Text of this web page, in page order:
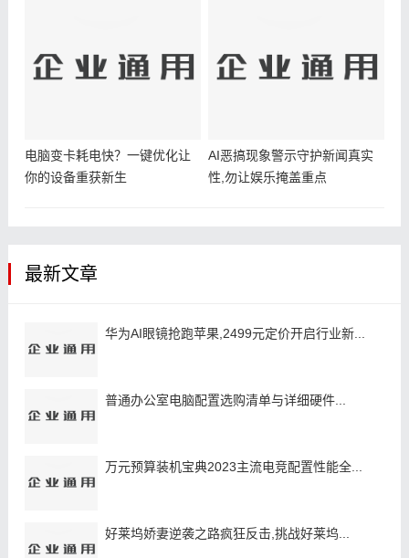
电脑变卡耗电快？一键优化让
你的设备重获新生
AI恶搞现象警示守护新闻真实
性,勿让娱乐掩盖重点
最新文章
华为AI眼镜抢跑苹果,2499元定价开启行业新...
普通办公室电脑配置选购清单与详细硬件...
万元预算装机宝典2023主流电竞配置性能全...
好莱坞娇妻逆袭之路疯狂反击,挑战好莱坞...